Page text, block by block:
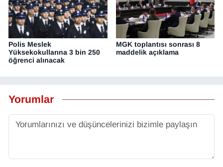
Polis Meslek
Yüksekokullarına 3 bin 250
öğrenci alınacak
MGK toplantısı sonrası 8
maddelik açıklama
Yorumlar